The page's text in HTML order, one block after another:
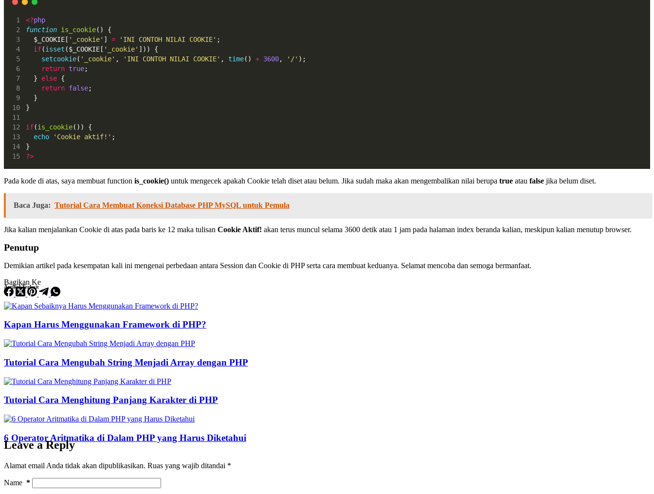
<?php
function is_cookie() {
  $_COOKIE[
'_cookie' ] = 'INI CONTOH NILAI COOKIE' ;
if(isset ($_COOKIE[ '_cookie' ])) {
setcookie( '_cookie' , 'INI CONTOH NILAI COOKIE' , time() + 3600, '/' );
return true;
  }
else {
return false;
  }
}
if(is_cookie()) {
echo
'Cookie aktif!' ;
}
?>
Pada kode di atas, saya membuat function is_cookie() untuk mengecek apakah Cookie telah diset atau belum. Jika sudah maka akan mengembalikan nilai berupa true atau false jika belum diset.
Baca Juga: Tutorial Cara Membuat Koneksi Database PHP MySQL untuk Pemula
Jika kalian menjalankan Cookie di atas pada baris ke 12 maka tulisan Cookie Aktif! akan terus muncul selama 3600 detik atau 1 jam pada halaman index beranda kalian, meskipun kalian menutup browser.
Penutup
Demikian artikel pada kesempatan kali ini mengenai perbedaan antara Session dan Cookie di PHP serta cara membuat keduanya. Selamat mencoba dan semoga bermanfaat.
Bagikan Ke
Artikel Terkait
Kapan Harus Menggunakan Framework di PHP?
Tutorial Cara Mengubah String Menjadi Array dengan PHP
Tutorial Cara Menghitung Panjang Karakter di PHP
6 Operator Aritmatika di Dalam PHP yang Harus Diketahui
Leave a Reply
Alamat email Anda tidak akan dipublikasikan. Ruas yang wajib ditandai *
Name *